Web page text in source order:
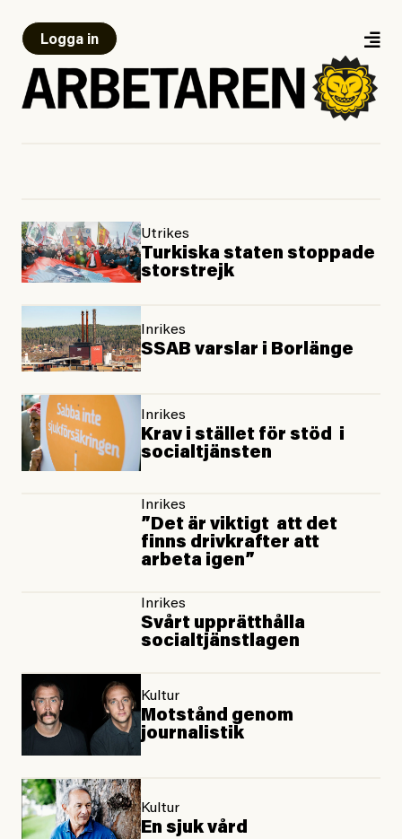
Logga in
Utrikes
Turkiska staten stoppade
storstrejk
Inrikes
SSAB varslar i Borlänge
Inrikes
Krav i stället för stöd i
socialtjänsten
Inrikes
”Det är viktigt att det
finns drivkrafter att
arbeta igen”
Inrikes
Svårt upprätthålla
socialtjänstlagen
Kultur
Motstånd genom
journalistik
Kultur
En sjuk vård